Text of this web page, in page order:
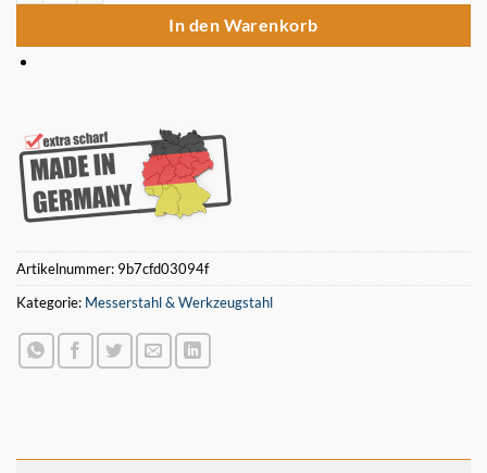
In den Warenkorb
Artikelnummer: 9b7cfd03094f
Kategorie: Messerstahl & Werkzeugstahl